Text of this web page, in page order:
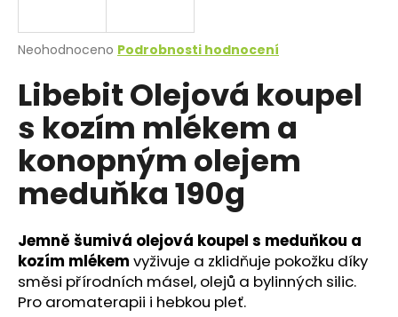
Průměrné
produktu
je
z
5
hvězdiček.
Neohodnoceno Podrobnosti hodnocení
Libebit Olejová koupel
s kozím mlékem a
konopným olejem
meduňka 190g
Jemně šumivá olejová koupel s meduňkou a
kozím mlékem vyživuje a zklidňuje pokožku díky
směsi přírodních másel, olejů a bylinných silic.
Pro aromaterapii i hebkou pleť.
j
t
?
HLEDAT
D
o